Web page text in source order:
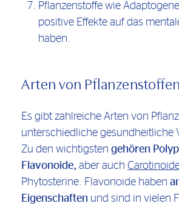
Pflanzenstoffe wie
positive Effekte auf das
haben.
Arten von Pflanzenstoffen
Es gibt zahlreiche Arten von
unterschiedliche gesundheitliche
Zu den wichtigsten gehören
Flavonoide, aber auch
Phytosterine. Flavonoide haben
Eigenschaften und sind in vielen